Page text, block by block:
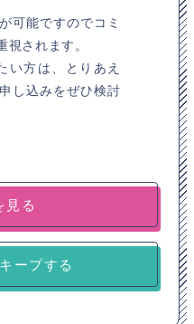
可能ですのでコミ
されます。
い方は、とりあえ
し込みをぜひ検討
見る
ープする